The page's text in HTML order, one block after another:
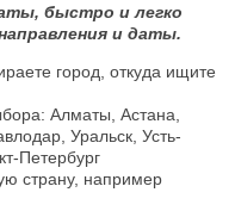
быстро и легко
и даты.
город, откуда ищите
Алматы, Астана,
Уральск, Усть-
Петербург
страну, например